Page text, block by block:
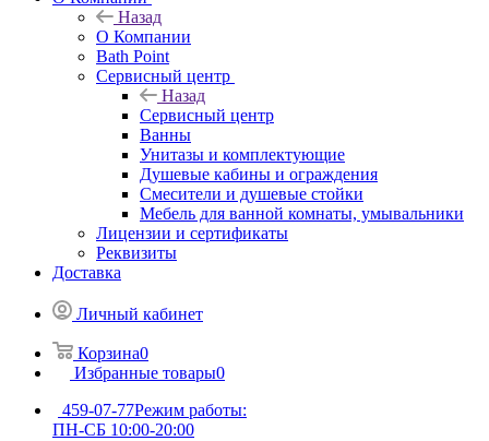
Назад
О Компании
Bath Point
Сервисный центр
Назад
Сервисный центр
Ванны
Унитазы и комплектующие
Душевые кабины и ограждения
Смесители и душевые стойки
Мебель для ванной комнаты, умывальники
Лицензии и сертификаты
Реквизиты
Доставка
Личный кабинет
Корзина0
Избранные товары0
459-07-77Режим работы:
ПН-СБ 10:00-20:00